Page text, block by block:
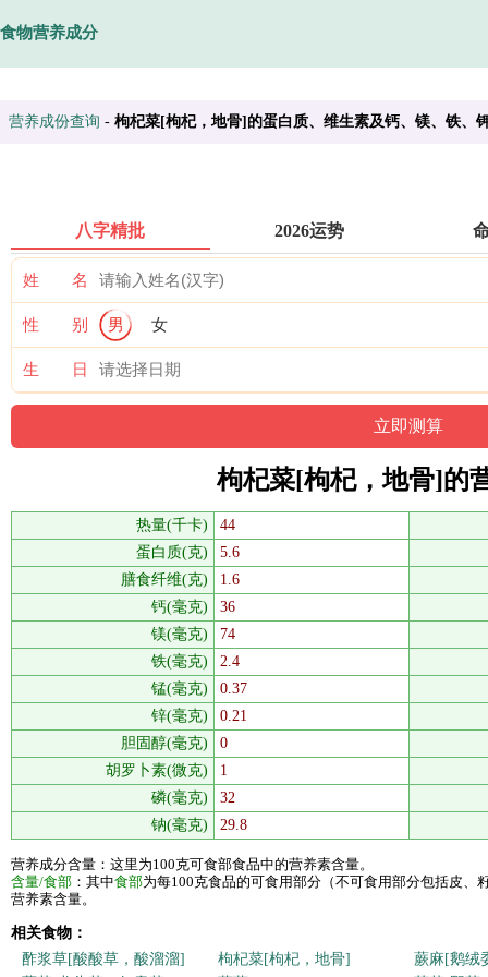
食物营养成分
营养成份查询 - 枸杞菜[枸杞，地骨]的蛋白质、维生素及钙、镁、铁、
八字精批 2026运势
姓 名
性 别 男 女
生 日
枸杞菜[枸杞，地骨]的
热量(千卡)
44
蛋白质(克)
5.6
膳食纤维(克)
1.6
钙(毫克)
36
镁(毫克)
74
铁(毫克)
2.4
锰(毫克)
0.37
锌(毫克)
0.21
胆固醇(毫克)
0
胡罗卜素(微克)
1
磷(毫克)
32
钠(毫克)
29.8
营养成分含量：这里为100克可食部食品中的营养素含量。
含量/食部 ：其中食部为每100克食品的可食用部分（不可食用部分包括皮、
营养素含量。
相关食物：
酢浆草[酸酸草，酸溜溜]
枸杞菜[枸杞，地骨]
蕨麻[鹅绒